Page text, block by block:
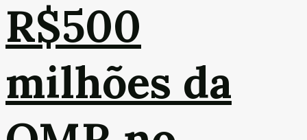
R$500
milhões da